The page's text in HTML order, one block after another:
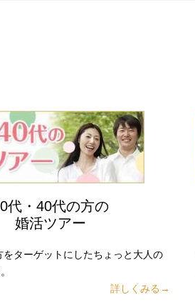
代・40代の方の
婚活ツアー
ターゲットにしたちょっと大人の
詳しくみる→